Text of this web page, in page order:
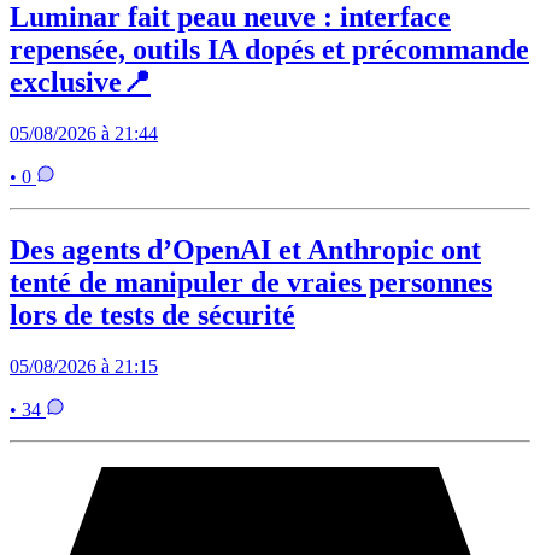
Luminar fait peau neuve : interface
repensée, outils IA dopés et précommande
exclusive📍
05/08/2026 à 21:44
• 0
Des agents d’OpenAI et Anthropic ont
tenté de manipuler de vraies personnes
lors de tests de sécurité
05/08/2026 à 21:15
• 34